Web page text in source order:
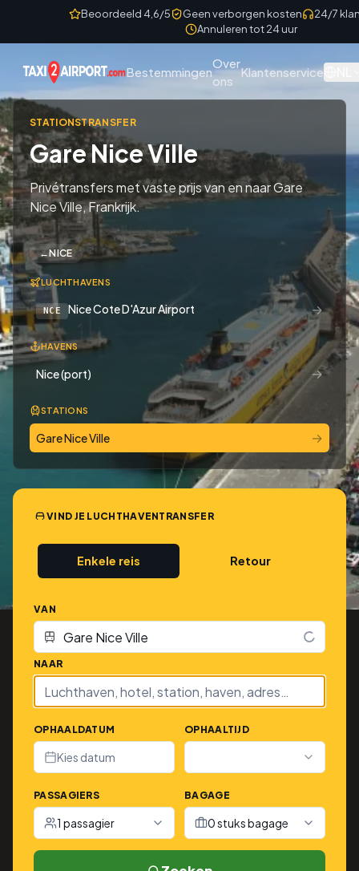
Skip to contentBeoordeeld 4,6/5 Geen verborgen kosten
24/7
Annuleren tot 24 uur
Bestemmingen
Over
ons
Klantenservice
STATIONSTRANSFER
Gare Nice Ville
Privétransfers met vaste prijs van en naar Gare
Nice Ville, Frankrijk.
←NICE
LUCHTHAVENS
NCE Nice Cote D'Azur Airport →
HAVENS
Nice (port) →
STATIONS
Gare Nice Ville →
VIND JE LUCHTHAVENTRANSFER
Enkele reis Retour
VAN
NAAR
OPHAALDATUM
Kies datum
OPHAALTIJD
PASSAGIERS
1 passagier
BAGAGE
0 stuks bagage